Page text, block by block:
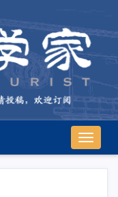
导
航
切